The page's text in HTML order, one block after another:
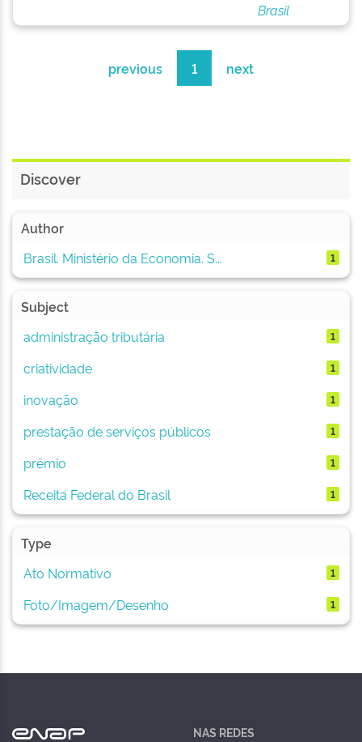
Brasil
previous 1 next
Discover
Author
Brasil. Ministério da Economia. S...
1
Subject
administração tributária
1
criatividade 1
inovação 1
prestação de serviços públicos 1
prêmio 1
Receita Federal do Brasil 1
Type
Ato Normativo
1
Foto/Imagem/Desenho 1
NAS REDES